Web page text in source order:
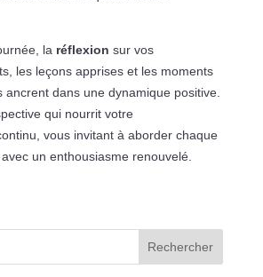
la réflexion sur vos
les leçons apprises et les moments
ancrent dans une dynamique positive.
qui nourrit votre
vous invitant à aborder chaque
un enthousiasme renouvelé.
Rechercher